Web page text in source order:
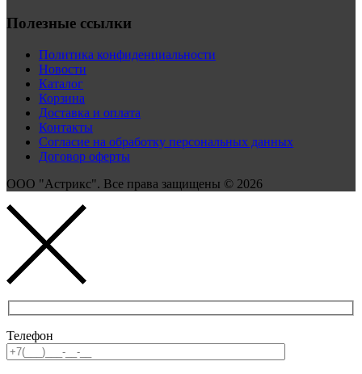
Полезные ссылки
Политика конфиденциальности
Новости
Каталог
Корзина
Доставка и оплата
Контакты
Согласие на обработку персональных данных
Договор оферты
ООО "Астрикс". Все права защищены © 2026
Телефон